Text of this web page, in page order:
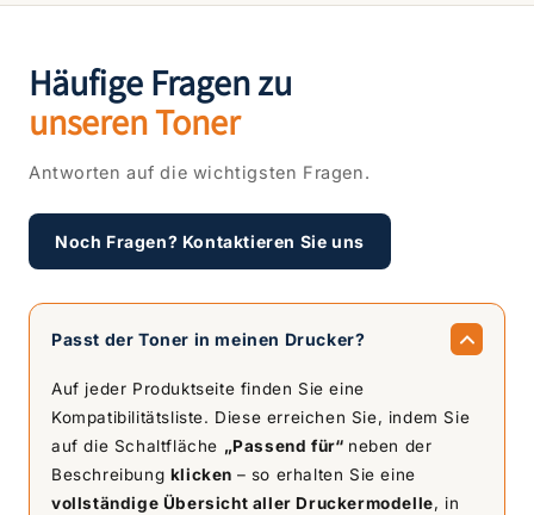
Häufige Fragen zu
unseren Toner
Antworten auf die wichtigsten Fragen.
Noch Fragen? Kontaktieren Sie uns
Passt der Toner in meinen Drucker?
Auf jeder Produktseite finden Sie eine
Kompatibilitätsliste. Diese erreichen Sie, indem Sie
auf die Schaltfläche „Passend für“ neben der
Beschreibung klicken – so erhalten Sie eine
vollständige Übersicht aller Druckermodelle, in